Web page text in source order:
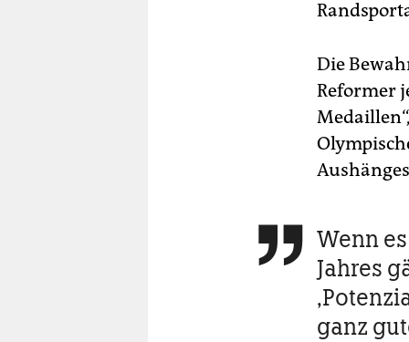
Die
Reformer
 Wenn
Jahres
ganz